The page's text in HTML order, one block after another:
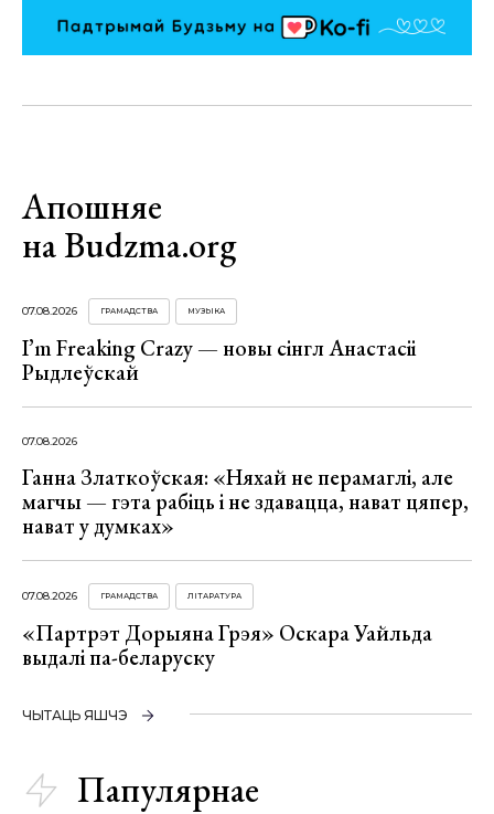
Апошняе
на Budzma.org
07.08.2026 ГРАМАДСТВА МУЗЫКА
I’m Freaking Crazy — новы сінгл Анастасіі
Рыдлеўскай
07.08.2026
Ганна Златкоўская: «Няхай не перамаглі, але
магчы — гэта рабіць і не здавацца, нават цяпер,
нават у думках»
07.08.2026 ГРАМАДСТВА ЛІТАРАТУРА
«Партрэт Дорыяна Грэя» Оскара Уайльда
выдалі па-беларуску
ЧЫТАЦЬ ЯШЧЭ
Папулярнае